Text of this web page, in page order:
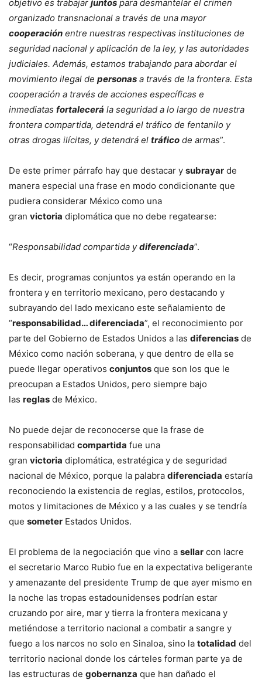
objetivo es trabajar juntos para desmantelar el crimen
organizado transnacional a través de una mayor
cooperación entre nuestras respectivas instituciones de
seguridad nacional y aplicación de la ley, y las autoridades
judiciales. Además, estamos trabajando para abordar el
movimiento ilegal de personas a través de la frontera. Esta
cooperación a través de acciones específicas e
inmediatas fortalecerá la seguridad a lo largo de nuestra
frontera compartida, detendrá el tráfico de fentanilo y
otras drogas ilícitas, y detendrá el tráfico de armas”.
De este primer párrafo hay que destacar y subrayar de
manera especial una frase en modo condicionante que
pudiera considerar México como una
gran victoria diplomática que no debe regatearse:
“Responsabilidad compartida ydiferenciada”.
Es decir, programas conjuntos ya están operando en la
frontera y en territorio mexicano, pero destacando y
subrayando del lado mexicano este señalamiento de
“responsabilidad… diferenciada”, el reconocimiento por
parte del Gobierno de Estados Unidos a las diferencias de
México como nación soberana, y que dentro de ella se
puede llegar operativos conjuntos que son los que le
preocupan a Estados Unidos, pero siempre bajo
las reglas de México.
No puede dejar de reconocerse que la frase de
responsabilidad compartida fue una
gran victoria diplomática, estratégica y de seguridad
nacional de México, porque la palabra diferenciada estaría
reconociendo la existencia de reglas, estilos, protocolos,
motos y limitaciones de México y a las cuales y se tendría
que someter Estados Unidos.
El problema de la negociación que vino a sellar con lacre
el secretario Marco Rubio fue en la expectativa beligerante
y amenazante del presidente Trump de que ayer mismo en
la noche las tropas estadounidenses podrían estar
cruzando por aire, mar y tierra la frontera mexicana y
metiéndose a territorio nacional a combatir a sangre y
fuego a los narcos no solo en Sinaloa, sino la totalidad del
territorio nacional donde los cárteles forman parte ya de
las estructuras de gobernanza que han dañado el